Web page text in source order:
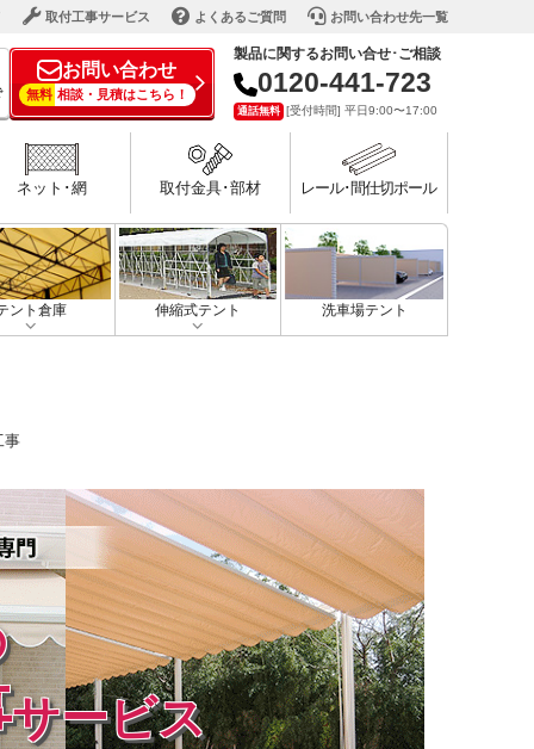
取付工事サービス よくあるご質問 お問い合わせ先一覧
お問い合わせ
無料 相談・見積はこちら！
製品に関するお問い合せ･ご相談
0120-441-723
通話無料 [受付時間] 平日9:00〜17:00
ネット･網 取付金具･部材 レール･間仕切ポール
ント倉庫 伸縮式テント 洗車場テント
事
サービス